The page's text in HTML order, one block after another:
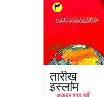
तारीख़
इस्लाम
अकबर शाह ख़ाँ